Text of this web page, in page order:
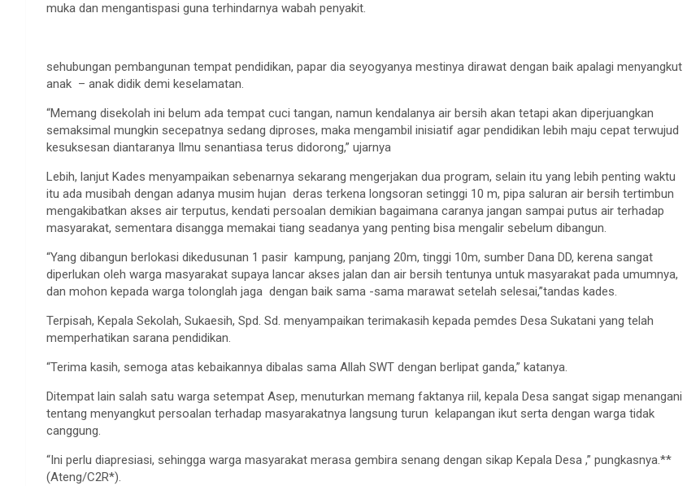
muka dan mengantispasi guna terhindarnya wabah penyakit.
sehubungan pembangunan tempat pendidikan, papar dia seyogyanya mestinya dirawat dengan baik apalagi menyangkut
anak – anak didik demi keselamatan.
“Memang disekolah ini belum ada tempat cuci tangan, namun kendalanya air bersih akan tetapi akan diperjuangkan
semaksimal mungkin secepatnya sedang diproses, maka mengambil inisiatif agar pendidikan lebih maju cepat terwujud
kesuksesan diantaranya Ilmu senantiasa terus didorong,” ujarnya
Lebih, lanjut Kades menyampaikan sebenarnya sekarang mengerjakan dua program, selain itu yang lebih penting waktu
itu ada musibah dengan adanya musim hujan deras terkena longsoran setinggi 10 m, pipa saluran air bersih tertimbun
mengakibatkan akses air terputus, kendati persoalan demikian bagaimana caranya jangan sampai putus air terhadap
masyarakat, sementara disangga memakai tiang seadanya yang penting bisa mengalir sebelum dibangun.
“Yang dibangun berlokasi dikedusunan 1 pasir kampung, panjang 20m, tinggi 10m, sumber Dana DD, kerena sangat
diperlukan oleh warga masyarakat supaya lancar akses jalan dan air bersih tentunya untuk masyarakat pada umumnya,
dan mohon kepada warga tolonglah jaga dengan baik sama -sama marawat setelah selesai,”tandas kades.
Terpisah, Kepala Sekolah, Sukaesih, Spd. Sd. menyampaikan terimakasih kepada pemdes Desa Sukatani yang telah
memperhatikan sarana pendidikan.
“Terima kasih, semoga atas kebaikannya dibalas sama Allah SWT dengan berlipat ganda,” katanya.
Ditempat lain salah satu warga setempat Asep, menuturkan memang faktanya riil, kepala Desa sangat sigap menangani
tentang menyangkut persoalan terhadap masyarakatnya langsung turun kelapangan ikut serta dengan warga tidak
canggung.
“Ini perlu diapresiasi, sehingga warga masyarakat merasa gembira senang dengan sikap Kepala Desa ,” pungkasnya.**
(Ateng/C2R*).